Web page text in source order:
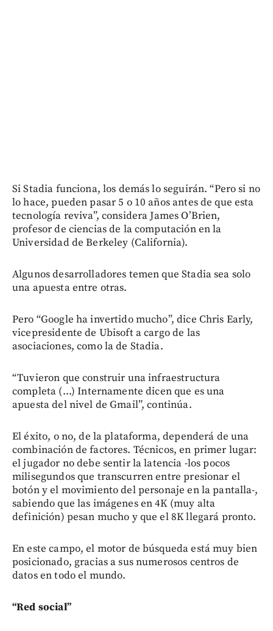
Si Stadia funciona, los demás lo seguirán. “Pero si no
lo hace, pueden pasar 5 o 10 años antes de que esta
tecnología reviva”, considera James O’Brien,
profesor de ciencias de la computación en la
Universidad de Berkeley (California).
Algunos desarrolladores temen que Stadia sea solo
una apuesta entre otras.
Pero “Google ha invertido mucho”, dice Chris Early,
vicepresidente de Ubisoft a cargo de las
asociaciones, como la de Stadia.
“Tuvieron que construir una infraestructura
completa (...) Internamente dicen que es una
apuesta del nivel de Gmail”, continúa.
El éxito, o no, de la plataforma, dependerá de una
combinación de factores. Técnicos, en primer lugar:
el jugador no debe sentir la latencia -los pocos
milisegundos que transcurren entre presionar el
botón y el movimiento del personaje en la pantalla-,
sabiendo que las imágenes en 4K (muy alta
definición) pesan mucho y que el 8K llegará pronto.
En este campo, el motor de búsqueda está muy bien
posicionado, gracias a sus numerosos centros de
datos en todo el mundo.
“Red social”